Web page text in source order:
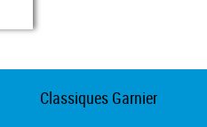
Classiques Garnier